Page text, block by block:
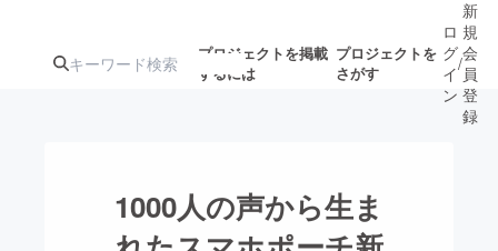
プロジェクトを掲載
するには
プロジェクトを
さがす
ターン
注目の新着プロ
ジェクト
募集終了が近いプ
ロジェクト
ロ
グ
イ
ン
/
新
規
会
員
登
録
1000人の声から生ま